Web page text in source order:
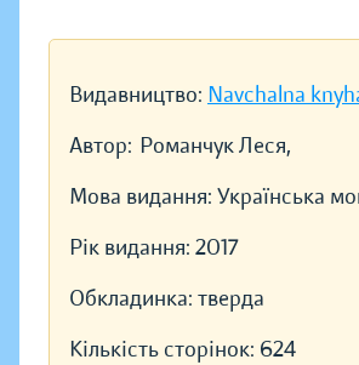
Видавництво: Navchalna
Автор: Романчук Леся,
Мова видання: Українська
Рік видання: 2017
Обкладинка: тверда
Кількість сторінок: 624